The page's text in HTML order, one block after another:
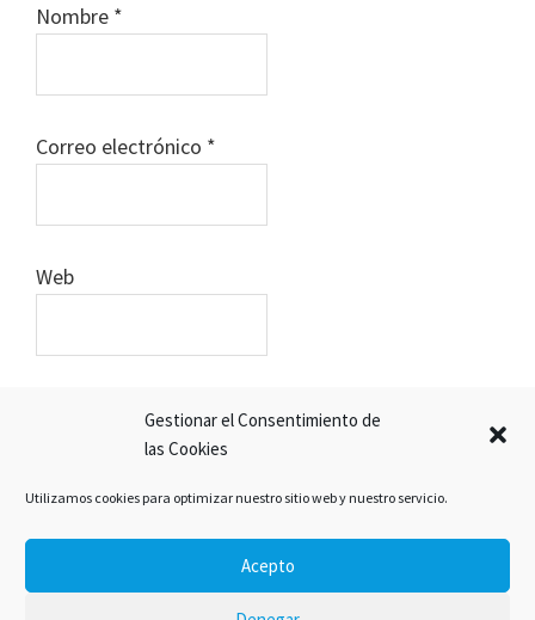
Gestionar el Consentimiento de
las Cookies
Utilizamos cookies para optimizar nuestro sitio web y nuestro servicio.
Acepto
Nombre *
Correo electrónico *
Web
Este sitio usa Akismet para reducir el spam.
Aprende cómo se procesan los datos de tus